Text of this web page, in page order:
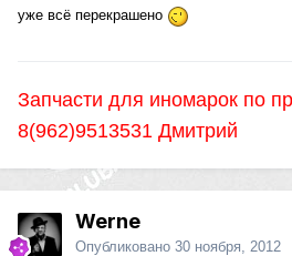
уже всё перекрашено
Запчасти для иномарок по
8(962)9513531 Дмитрий
Werne
Опубликовано 30 ноября, 2012